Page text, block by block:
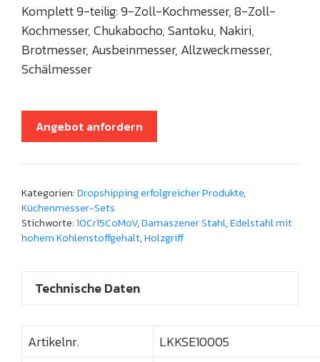
Komplett 9-teilig: 9-Zoll-Kochmesser, 8-Zoll-
Kochmesser, Chukabocho, Santoku, Nakiri,
Brotmesser, Ausbeinmesser, Allzweckmesser,
Schälmesser
Angebot anfordern
Kategorien:Dropshipping erfolgreicher Produkte,
Küchenmesser-Sets
Stichworte:10Cr15CoMoV,Damaszener Stahl,Edelstahl mit
hohem Kohlenstoffgehalt,Holzgriff
Technische Daten
Artikelnr. LKKSE10005